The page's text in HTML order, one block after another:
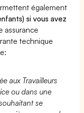
également
si vous avez
assurance
technique
aux Travailleurs
ou dans une
se